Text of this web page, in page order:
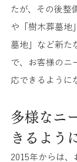
たが、その後整
や「樹木葬墓地
墓地」など新た
で、お客様のニ
応できるように
多様なニ
きるよう
2015年からは、